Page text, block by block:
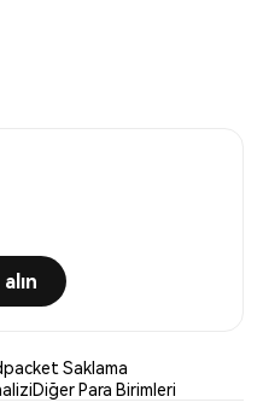
Saklama
Diğer Para Birimleri